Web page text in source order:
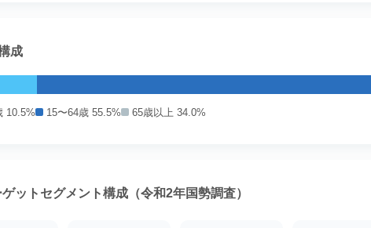
成
10.5% 15〜64歳 55.5% 65歳以上 34.0%
ゲットセグメント構成（令和2年国勢調査）